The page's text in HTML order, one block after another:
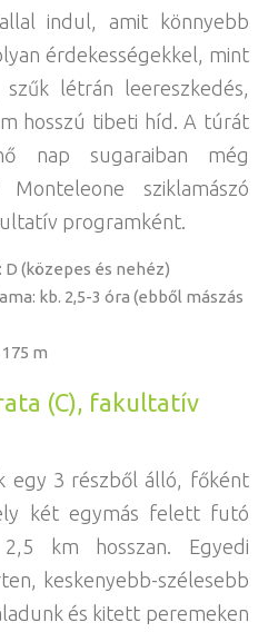
indul, amit könnyebb
érdekességekkel, mint
létrán leereszkedés,
hosszú tibeti híd. A túrát
nap sugaraiban még
sziklamászó
programként.
D (közepes és nehéz)
kb. 2,5-3 óra (ebből mászás
m
(C), fakultatív
egy 3 részből álló, főként
két egymás felett futó
km hosszan. Egyedi
keskenyebb-szélesebb
és kitett peremeken